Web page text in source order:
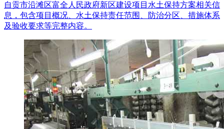
自贡市沿滩区富全人民政府新区建设项目水土保持方案相关信
息，包含项目概况、水土保持责任范围、防治分区、措施体系
及验收要求等完整内容。